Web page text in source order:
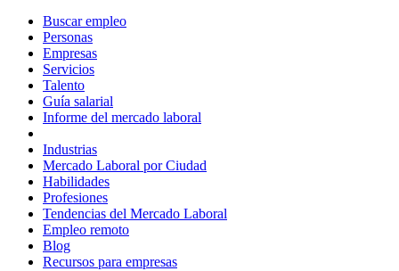
Buscar empleo
Personas
Empresas
Servicios
Talento
Guía salarial
Informe del mercado laboral
Industrias
Mercado Laboral por Ciudad
Habilidades
Profesiones
Tendencias del Mercado Laboral
Empleo remoto
Blog
Recursos para empresas